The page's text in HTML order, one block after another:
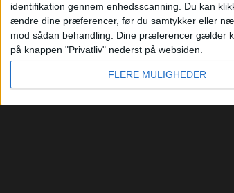
identifikation gennem enhedsscanning. Du kan
ændre dine præferencer, før du samtykker eller
mod sådan behandling. Dine præferencer gælder
på knappen "Privatliv" nederst på websiden.
FLERE MULIGHEDER